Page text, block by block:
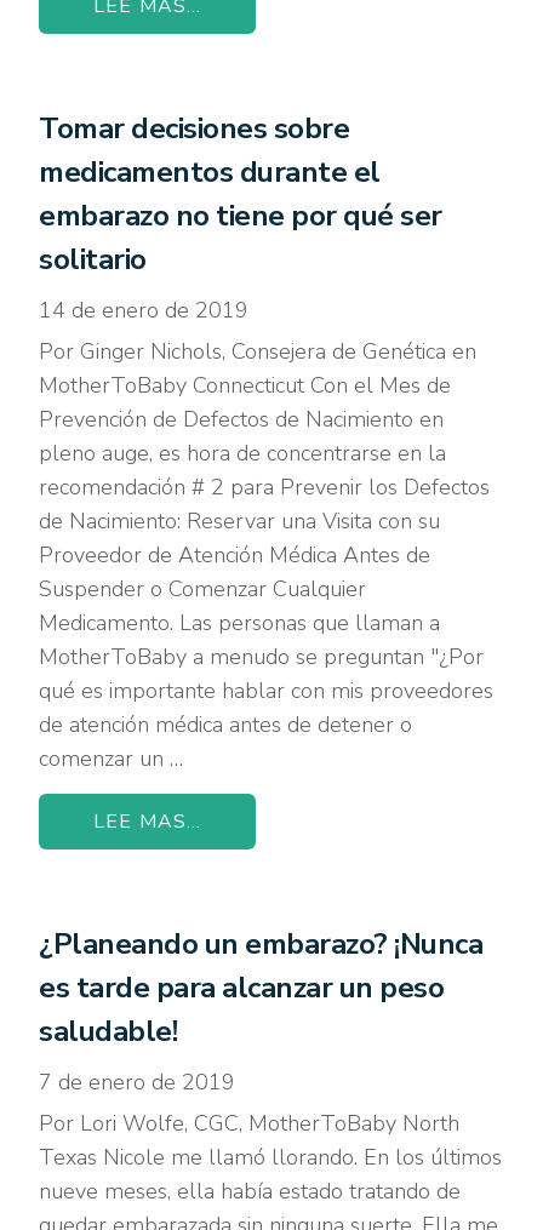
LEE MAS...
Tomar decisiones sobre
medicamentos durante el
embarazo no tiene por qué ser
solitario
14 de enero de 2019
Por Ginger Nichols, Consejera de Genética en
MotherToBaby Connecticut Con el Mes de
Prevención de Defectos de Nacimiento en
pleno auge, es hora de concentrarse en la
recomendación # 2 para Prevenir los Defectos
de Nacimiento: Reservar una Visita con su
Proveedor de Atención Médica Antes de
Suspender o Comenzar Cualquier
Medicamento. Las personas que llaman a
MotherToBaby a menudo se preguntan "¿Por
qué es importante hablar con mis proveedores
de atención médica antes de detener o
comenzar un …
LEE MAS...
¿Planeando un embarazo? ¡Nunca
es tarde para alcanzar un peso
saludable!
7 de enero de 2019
Por Lori Wolfe, CGC, MotherToBaby North
Texas Nicole me llamó llorando. En los últimos
nueve meses, ella había estado tratando de